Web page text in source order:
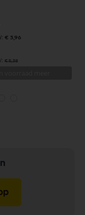
€ 3,96
€ 5,38